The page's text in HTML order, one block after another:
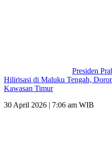
Presiden
Hilirisasi di Maluku Tengah,
Kawasan Timur
30 April 2026 | 7:06 am WIB